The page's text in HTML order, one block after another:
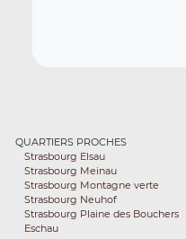
QUARTIERS PROCHES
Strasbourg Elsau
Strasbourg Meinau
Strasbourg Montagne verte
Strasbourg Neuhof
Strasbourg Plaine des Bouchers
Eschau